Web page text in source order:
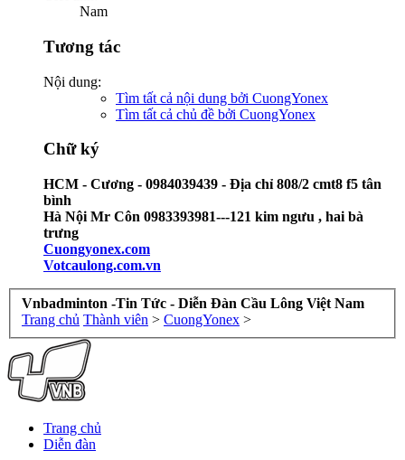
Nam
Tương tác
Nội dung:
Tìm tất cả nội dung bởi CuongYonex
Tìm tất cả chủ đề bởi CuongYonex
Chữ ký
HCM - Cương - 0984039439 - Địa chỉ 808/2 cmt8 f5 tân
bình
Hà Nội Mr Côn 0983393981---121 kim ngưu , hai bà
trưng
Cuongyonex.com
Votcaulong.com.vn
Vnbadminton -Tin Tức - Diễn Đàn Cầu Lông Việt Nam
Trang chủ Thành viên > CuongYonex >
Trang chủ
Diễn đàn